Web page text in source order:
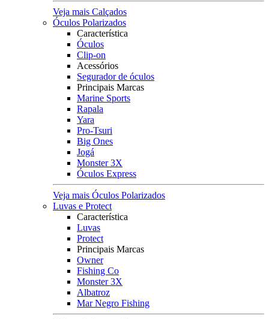
Veja mais Calçados
Óculos Polarizados
Característica
Óculos
Clip-on
Acessórios
Segurador de óculos
Principais Marcas
Marine Sports
Rapala
Yara
Pro-Tsuri
Big Ones
Jogá
Monster 3X
Óculos Express
Veja mais Óculos Polarizados
Luvas e Protect
Característica
Luvas
Protect
Principais Marcas
Owner
Fishing Co
Monster 3X
Albatroz
Mar Negro Fishing